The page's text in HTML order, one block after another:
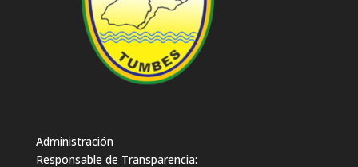
Administración
Responsable de Transparencia: